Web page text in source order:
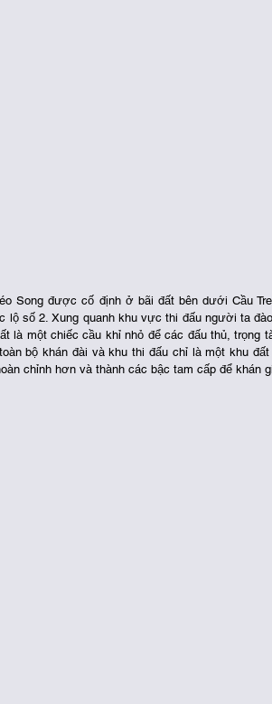
Song được cố định ở bãi đất bên dưới Cầu
lộ số 2. Xung quanh khu vực thi đấu người ta
là một chiếc cầu khỉ nhỏ để các đấu thủ, trọng
bộ khán đài và khu thi đấu chỉ là một khu
chỉnh hơn và thành các bậc tam cấp để khán